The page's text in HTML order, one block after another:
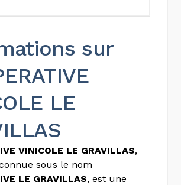
sur
LE
VINICOLE LE GRAVILLAS,
sous le nom
LE GRAVILLAS, est une